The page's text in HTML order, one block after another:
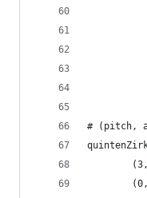
# (pitch,